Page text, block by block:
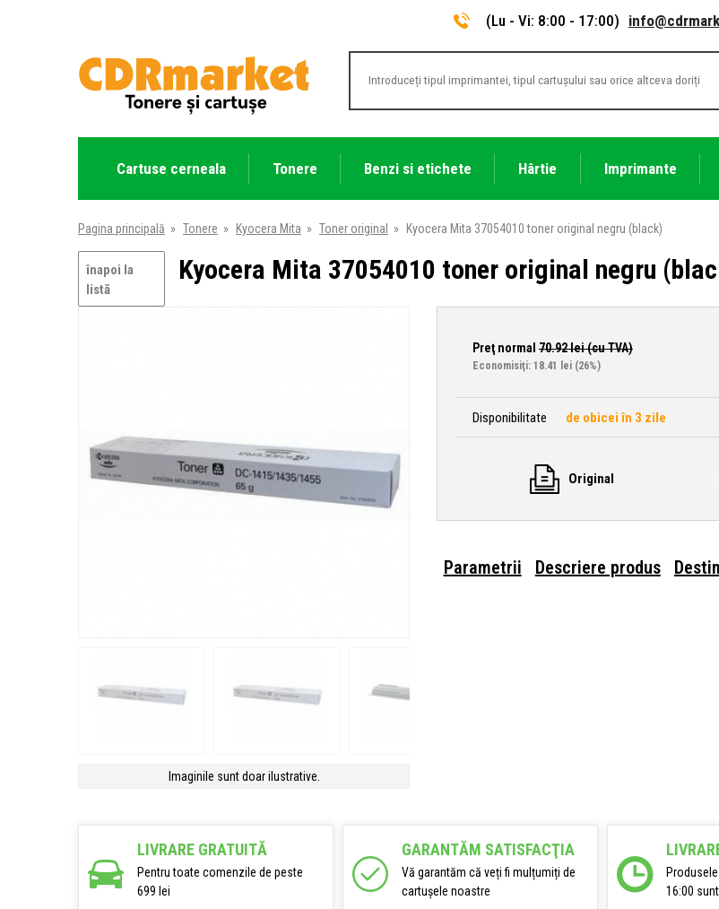
(Lu - Vi: 8:00 - 17:00)
Cartuse cerneala Tonere Benzi si etichete Hârtie Imprimante
Pagina principală » Tonere » Kyocera Mita » Toner original » Kyocera Mita 37054010 toner original negru (black)
înapoi la
listă
Kyocera Mita 37054010 toner original negru
Imaginile sunt doar ilustrative.
Preţ normal 70.92lei (cu TVA)
Economisiţi: 18.41 lei (26%)
Disponibilitate de obicei în 3 zile
Original
Parametrii Descriere produs
LIVRARE GRATUITĂ
Pentru toate comenzile de peste
699 lei
GARANTĂM SATISFACŢIA
Vă garantăm că veți fi mulțumiți de
cartușele noastre
16:00